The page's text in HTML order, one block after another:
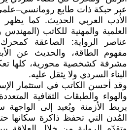
عبر حبكة ذات طابع
الأدب العربي الحديث. كما يظهر
العلمية والمهنية للكاتب
عناصر الرواية: الصاعقة
مفهوم الطاقة، والحديث عن
مشرفة كشخصية محورية، كلها
البناء السردي ولا يثقل عليه.
وقد أحسن الكاتب في استثمار
والهواء والطبقات الثقافية
يربط الأزمنة ويُعيد إلى الواجهة
المُدن التي تحفظ ذاكرة سكانها